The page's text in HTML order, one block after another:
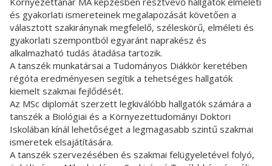
és gyakorlati ismereteinek megalapozását követően a
választott szakiránynak megfelelő, széleskörű, elméleti és
gyakorlati szempontból egyaránt naprakész és
alkalmazható tudás átadása tartozik.
A tanszék munkatársai a Tudományos Diákkör keretében
régóta eredményesen segítik a tehetséges hallgatók
kiemelt szakmai fejlődését.
Az MSc diplomát szerzett legkiválóbb hallgatók számára a
tanszék a Biológiai és a Környezettudományi Doktori
Iskolában kínál lehetőséget a legmagasabb szintű szakmai
ismeretek elsajátítására.
A tanszék szervezésében és szakmai felügyeletével folyó,